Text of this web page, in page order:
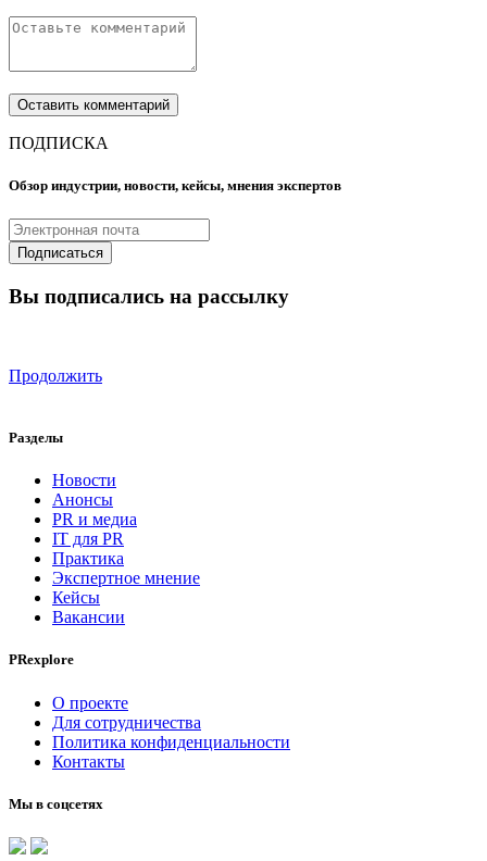
ПОДПИСКА
Обзор индустрии, новости, кейсы, мнения экспертов
Вы подписались на рассылку
Продолжить
Разделы
Новости
Анонсы
PR и медиа
IT для PR
Практика
Экспертное мнение
Кейсы
Вакансии
PRexplore
О проекте
Для сотрудничества
Политика конфиденциальности
Контакты
Мы в соцсетях